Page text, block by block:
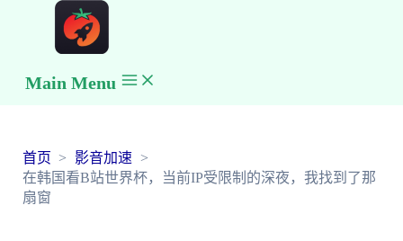
Main Menu
首页
影音加速
在韩国看B站世界杯，当前IP受限制的深夜，我找到了那
扇窗